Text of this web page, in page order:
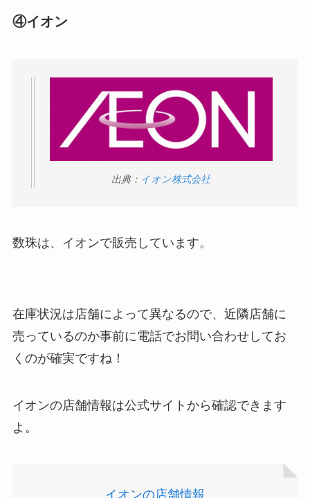
ブンなどのコンビニで買える！
マックカードはどこで買える？Amazonや金券ショ
店！
ストレッチポールはどこで買える？取扱店は100均
やニトリ？
アサイーの冷凍はどこに売ってる？コストコや業
務スーパーで買える！
④イオン
出典： イオン株式会社
数珠は、イオンで販売しています。
在庫状況は店舗によって異なるので、近隣店舗に
売っているのか事前に電話でお問い合わせしてお
くのが確実ですね！
イオンの店舗情報は公式サイトから確認できます
よ。
イオンの店舗情報